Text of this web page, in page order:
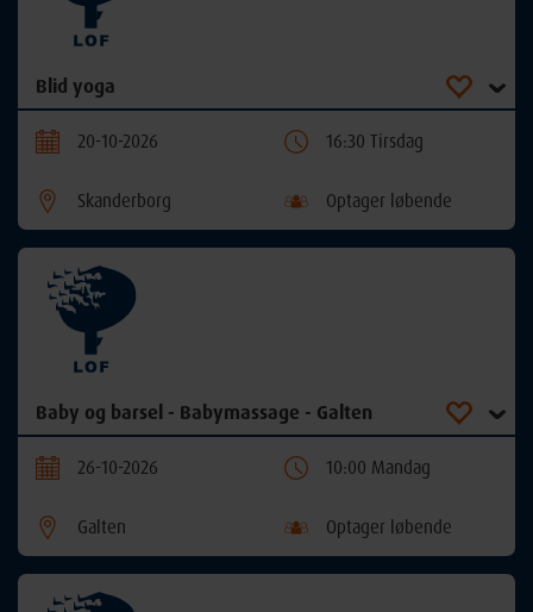
Blid yoga
20-10-2026 16:30 Tirsdag
Skanderborg Optager løbende
Baby og barsel - Babymassage - Galten
26-10-2026 10:00 Mandag
Galten Optager løbende